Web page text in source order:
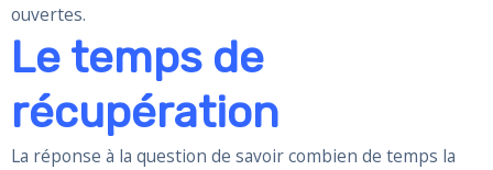
ouvertes.
Le temps de
récupération
La réponse à la question de savoir combien de temps la